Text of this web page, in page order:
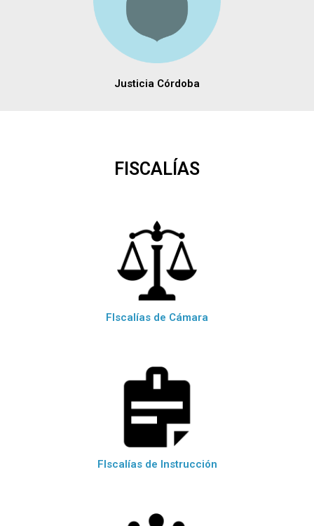
Justicia Córdoba
FISCALÍAS
FIscalías de Cámara
FIscalías de Instrucción